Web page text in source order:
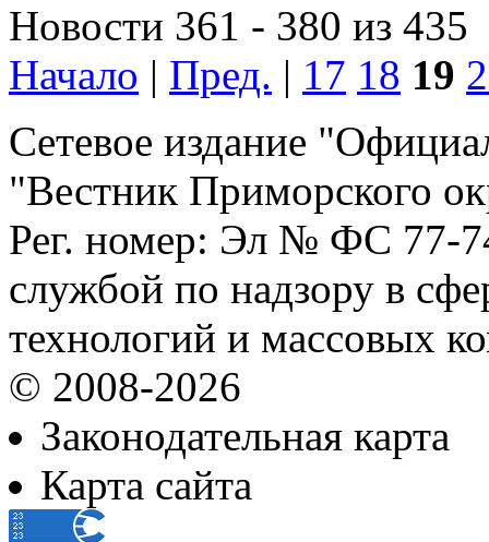
Новости 361 - 380 из 435
Начало | Пред. | 17 18 19
Сетевое издание
"Вестник Приморского
Рег. номер: Эл № ФС 77-
службой по надзору в
технологий и массовых
© 2008-2026
Законодательная карта
Карта сайта